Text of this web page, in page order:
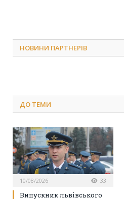
НОВИНИ ПАРТНЕРІВ
ДО ТЕМИ
10/08/2026 33
Випускник львівського